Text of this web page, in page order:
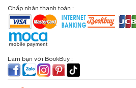
Email: info@bookbuy.vn
Địa chỉ: 9 Lý Văn Phức, P. Tân Định, TP.HCM
Sơ đồ đường đi
Phương thức vận chuyển
Chính sách đổi - trả
Chính sách bồi hoàn
Giỏ hàng
Lịch sử giao dịch
Sản phẩm yêu thích
Giới thiệu bookbuy.vn
BookBuy trên Facebook
Liên hệ BookBuy
Chấp nhận thanh toán :
Làm bạn với BookBuy :